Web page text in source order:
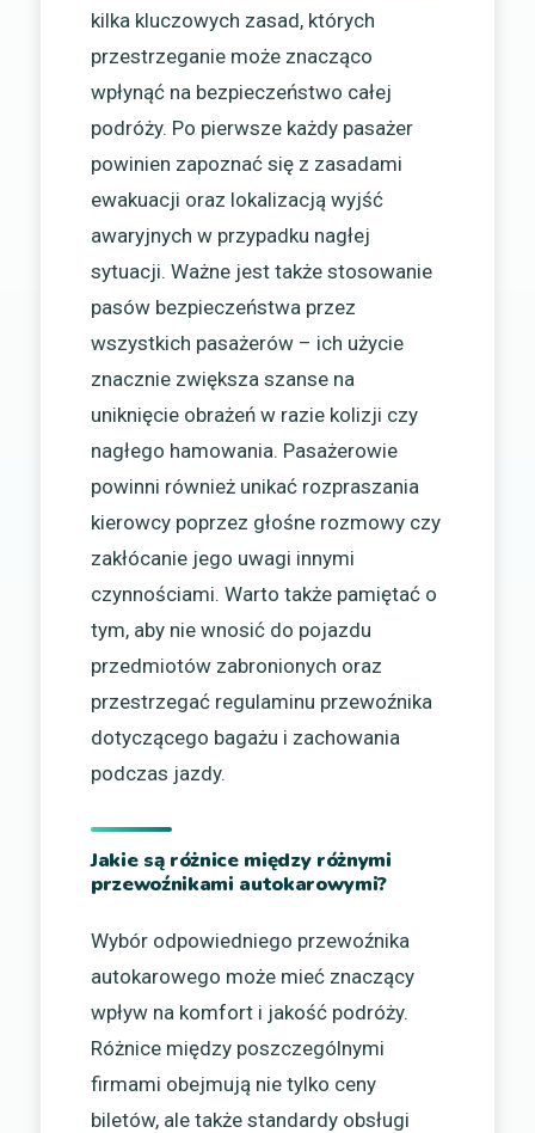
kilka kluczowych zasad, których
przestrzeganie może znacząco
wpłynąć na bezpieczeństwo całej
podróży. Po pierwsze każdy pasażer
powinien zapoznać się z zasadami
ewakuacji oraz lokalizacją wyjść
awaryjnych w przypadku nagłej
sytuacji. Ważne jest także stosowanie
pasów bezpieczeństwa przez
wszystkich pasażerów – ich użycie
znacznie zwiększa szanse na
uniknięcie obrażeń w razie kolizji czy
nagłego hamowania. Pasażerowie
powinni również unikać rozpraszania
kierowcy poprzez głośne rozmowy czy
zakłócanie jego uwagi innymi
czynnościami. Warto także pamiętać o
tym, aby nie wnosić do pojazdu
przedmiotów zabronionych oraz
przestrzegać regulaminu przewoźnika
dotyczącego bagażu i zachowania
podczas jazdy.
Jakie są różnice między różnymi
przewoźnikami autokarowymi?
Wybór odpowiedniego przewoźnika
autokarowego może mieć znaczący
wpływ na komfort i jakość podróży.
Różnice między poszczególnymi
firmami obejmują nie tylko ceny
biletów, ale także standardy obsługi